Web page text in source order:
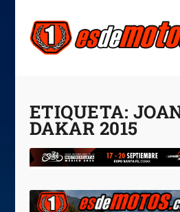
ETIQUETA:
DAKAR 2015